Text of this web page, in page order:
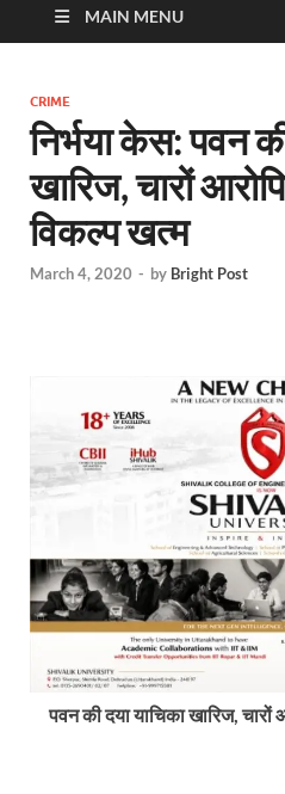
MAIN MENU
CRIME
निर्भया केस: पवन
खारिज, चारों
विकल्प खत्म
March 4, 2020 - by Bright Post
पवन की दया याचिका खारिज,